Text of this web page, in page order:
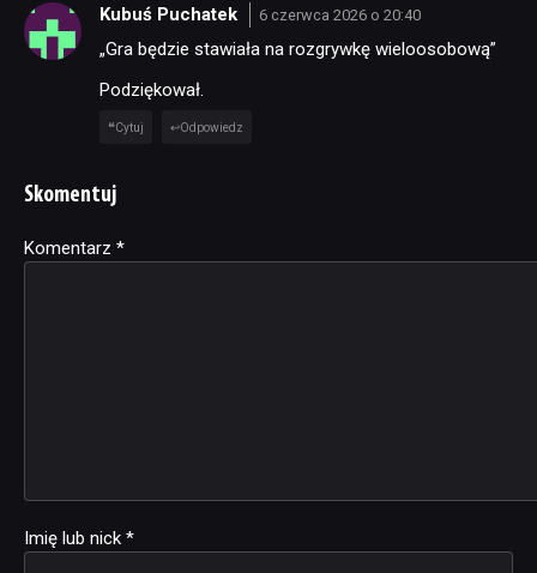
Kubuś Puchatek 6 czerwca 2026 o 20:40
„Gra będzie stawiała na rozgrywkę wieloosobową”
Podziękował.
Cytuj Odpowiedz
Skomentuj
Komentarz *
Imię lub nick *
Alternative: